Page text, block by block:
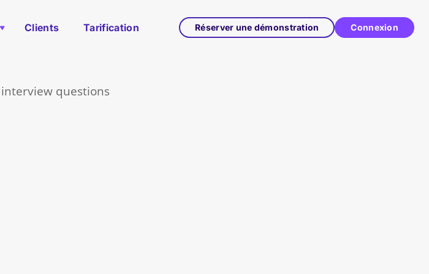
Clients Tarification Réserver une démonstration Connexion
questions